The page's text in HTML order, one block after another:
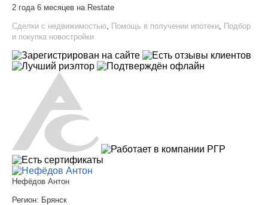
2 года 6 месяцев на Restate
Сделки с недвижимостью, Помощь в получении ипотеки, Подбор
и покупка новостройки
Нефёдов Антон
Регион: Брянск